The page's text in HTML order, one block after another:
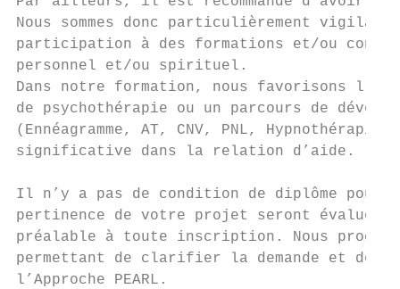
Nous sommes donc particulièrement
participation à des formations et/ou
personnel et/ou spirituel.
Dans notre formation, nous favorisons
de psychothérapie ou un parcours de
(Ennéagramme, AT, CNV, PNL,
significative dans la relation d’aide.
Il n’y a pas de condition de diplôme pour
pertinence de votre projet seront évaluées
préalable à toute inscription. Nous
permettant de clarifier la demande et de
l’Approche PEARL.